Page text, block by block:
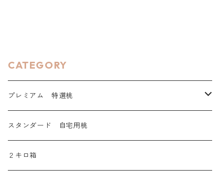
CATEGORY
プレミアム 特選桃
早生桃【6月末～7月中旬】
中生桃【7月中旬～8月上旬】
スタンダード 自宅用桃
２キロ箱